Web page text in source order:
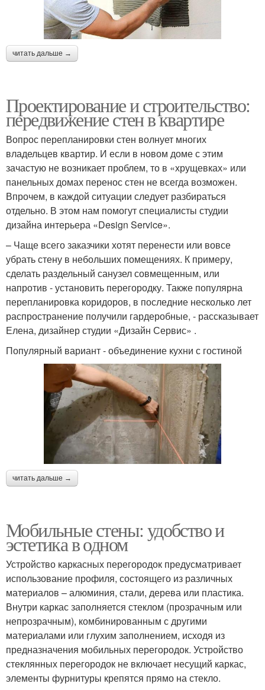
читать дальше →
Проектирование и строительство:
передвижение стен в квартире
Вопрос перепланировки стен волнует многих
владельцев квартир. И если в новом доме с этим
зачастую не возникает проблем, то в «хрущевках» или
панельных домах перенос стен не всегда возможен.
Впрочем, в каждой ситуации следует разбираться
отдельно. В этом нам помогут специалисты студии
дизайна интерьера «Design Service».
– Чаще всего заказчики хотят перенести или вовсе
убрать стену в небольших помещениях. К примеру,
сделать раздельный санузел совмещенным, или
напротив - установить перегородку. Также популярна
перепланировка коридоров, в последние несколько лет
распространение получили гардеробные, - рассказывает
Елена, дизайнер студии «Дизайн Сервис» .
Популярный вариант - объединение кухни с гостиной
читать дальше →
Мобильные стены: удобство и
эстетика в одном
Устройство каркасных перегородок предусматривает
использование профиля, состоящего из различных
материалов – алюминия, стали, дерева или пластика.
Внутри каркас заполняется стеклом (прозрачным или
непрозрачным), комбинированным с другими
материалами или глухим заполнением, исходя из
предназначения мобильных перегородок. Устройство
стеклянных перегородок не включает несущий каркас,
элементы фурнитуры крепятся прямо на стекло.